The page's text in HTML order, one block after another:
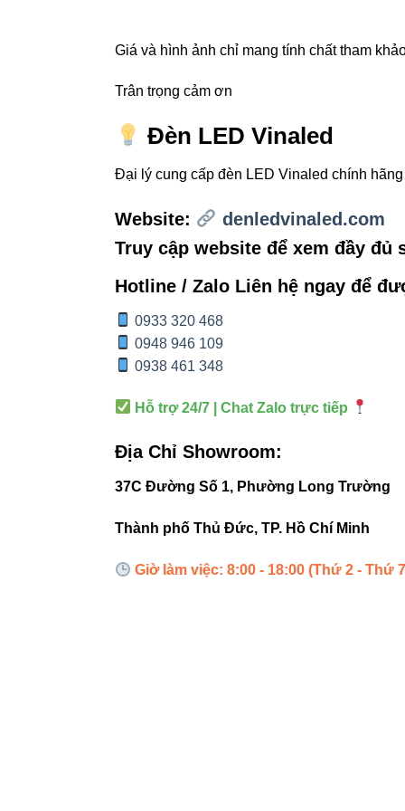
4. Tại
Khả năng xoay
3. Tiết kiệm điện
LED CREE/
4. Dễ mở rộng
5. Ứng
Văn
Cửa hàng
Giá và hình ảnh chỉ mang tính chất tham
Trân trọng cảm ơn
Đèn LED Vinaled
Đại lý cung cấp đèn LED Vinaled chính hãng
Website:
denledvinaled.com
Truy cập website để xem đầy đủ
Hotline / Zalo Liên hệ ngay để
0933 320 468
0948 946 109
0938 461 348
Hỗ trợ 24/7 | Chat Zalo trực tiếp
Địa Chỉ Showroom:
37C Đường Số 1, Phường Long Trường
Thành phố Thủ Đức, TP. Hồ Chí Minh
Giờ làm việc: 8:00 - 18:00 (Thứ 2 - Thứ